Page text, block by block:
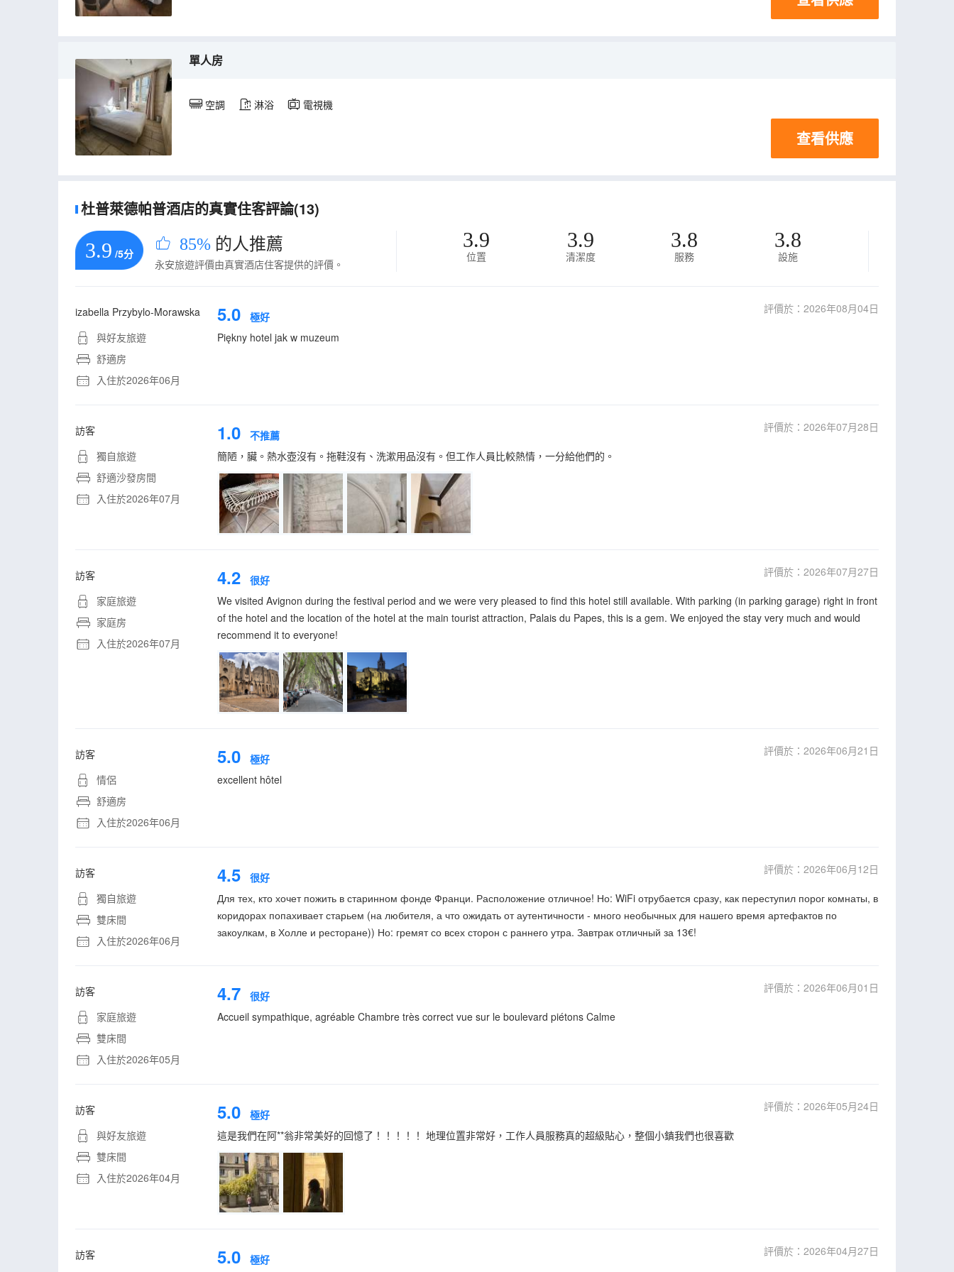
單人房
空調 淋浴 電視機
查看供應
杜普萊德帕普酒店的真實住客評論(13)
3.9 /5分 85% 的人推薦
永安旅遊評價由真實酒店住客提供的評價。
3.9
位置
3.9
清潔度
3.8
服務
3.8
設施
izabella Przybylo-Morawska
與好友旅遊
舒適房
入住於2026年06月
5.0 極好
評價於：2026年08月04日
Piękny hotel jak w muzeum
訪客
獨自旅遊
舒適沙發房間
入住於2026年07月
1.0 不推薦
評價於：2026年07月28日
簡陋，臟。熱水壺沒有。拖鞋沒有、洗漱用品沒有。但工作人員比較熱情，一分給他們的。
訪客
家庭旅遊
家庭房
入住於2026年07月
4.2 很好
評價於：2026年07月27日
We visited Avignon during the festival period and we were very pleased to find this hotel still available. With parking (in parking garage) right in front
of the hotel and the location of the hotel at the main tourist attraction, Palais du Papes, this is a gem. We enjoyed the stay very much and would
recommend it to everyone!
訪客
情侶
舒適房
入住於2026年06月
5.0 極好
評價於：2026年06月21日
excellent hôtel
訪客
獨自旅遊
雙床間
入住於2026年06月
4.5 很好
評價於：2026年06月12日
Для тех, кто хочет пожить в старинном фонде Франци. Расположение отличное! Но: WiFi отрубается сразу, как переступил порог комнаты, в
коридорах попахивает старьем (на любителя, а что ожидать от аутентичности - много необычных для нашего время артефактов по
закоулкам, в Холле и ресторане)) Но: гремят со всех сторон с раннего утра. Завтрак отличный за 13€!
訪客
家庭旅遊
雙床間
入住於2026年05月
4.7 很好
評價於：2026年06月01日
Accueil sympathique, agréable Chambre très correct vue sur le boulevard piétons Calme
訪客
與好友旅遊
雙床間
入住於2026年04月
5.0 極好
評價於：2026年05月24日
這是我們在阿**翁非常美好的回憶了！！！！！ 地理位置非常好，工作人員服務真的超級貼心，整個小鎮我們也很喜歡
訪客 5.0 極好
評價於：2026年04月27日